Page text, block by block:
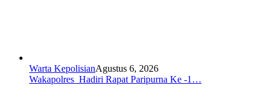
Warta KepolisianAgustus 6, 2026
Wakapolres Hadiri Rapat Paripurna Ke -1…